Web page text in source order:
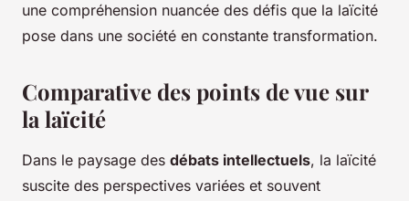
une compréhension nuancée des défis que la laïcité
pose dans une société en constante transformation.
Comparative des points de vue sur
la laïcité
Dans le paysage des débats intellectuels, la laïcité
suscite des perspectives variées et souvent